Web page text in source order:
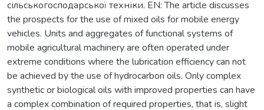
сільськогосподарської техніки. EN: Тhe article discusses
the prospects for the use of mixed oils for mobile energy
vehicles. Units and aggregates of functional systems of
mobile agricultural machinery are often operated under
extreme conditions where the lubrication efficiency can not
be achieved by the use of hydrocarbon oils. Only complex
synthetic or biological oils with improved properties can have
a complex combination of required properties, that is, slight